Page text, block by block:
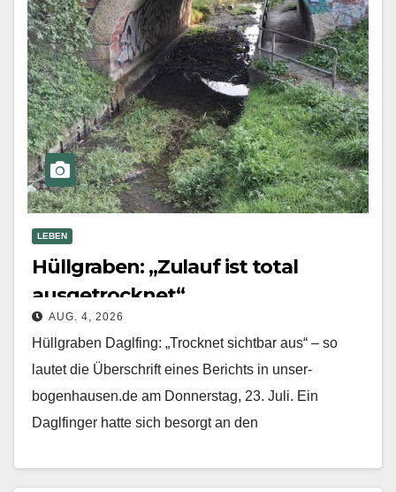
LEBEN
Hüllgraben: „Zulauf ist total
ausgetrocknet“
AUG. 4, 2026
Hüllgraben Daglfing: „Trocknet sichtbar aus“ – so
lautet die Überschrift eines Berichts in unser-
bogenhausen.de am Donnerstag, 23. Juli. Ein
Daglfinger hatte sich besorgt an den